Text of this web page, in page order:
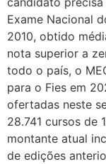
Exame Nacional
2010, obtido
nota superior a
todo o país, o
para o Fies em
ofertadas neste
28.741 cursos de
montante atual
de edições